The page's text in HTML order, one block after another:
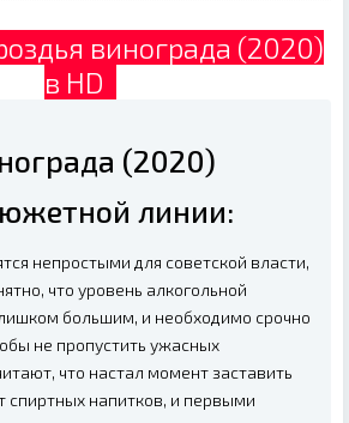
винограда (2020)
в HD
(2020)
линии:
непростыми для советской власти,
что уровень алкогольной
большим, и необходимо срочно
не пропустить ужасных
что настал момент заставить
спиртных напитков, и первыми